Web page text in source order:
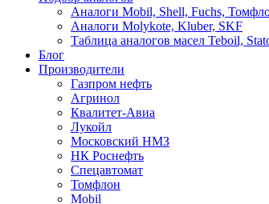
Аналоги Mobil, Shell, Fuchs,
Аналоги Molykote, Kluber, SKF
Таблица аналогов масел Teboil,
Блог
Производители
Газпром нефть
Агринол
Квалитет-Авиа
Лукойл
Московский НМЗ
НК Роснефть
Спецавтомат
Томфлон
Mobil